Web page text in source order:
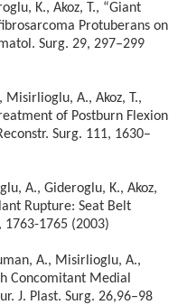
K., Akoz, T., “Giant
Protuberans on
Surg. 29, 297–299
Misirlioglu, A., Akoz, T.,
of Postburn Flexion
Surg. 111, 1630–
A., Gideroglu, K., Akoz,
Rupture: Seat Belt
1763-1765 (2003)
A., Misirlioglu, A.,
Concomitant Medial
J. Plast. Surg. 26,96–98